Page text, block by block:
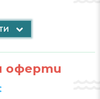
оферти